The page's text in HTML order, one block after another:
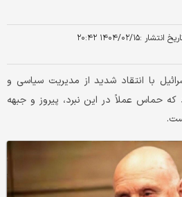
انتشار :۱۴۰۴/۰۲/۱۵ ۲۰:۴۲
با انتقاد شدید از مدیریت سیاسی و
حماس عملاً در این نبرد، پیروز و جبهه